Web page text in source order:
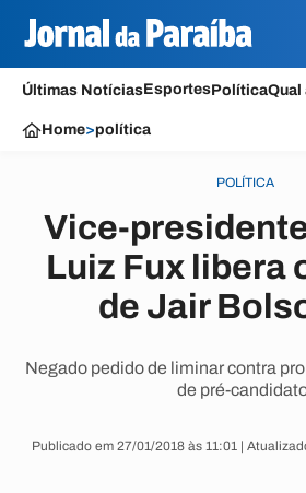
Últimas NotíciasEsportesPolíticaQual
Home>política
POLÍTICA
Vice-
Luiz Fux libera
de Jair
Negado pedido de liminar contra
de pré-
Publicado em 27/01/2018 às 11:01 |